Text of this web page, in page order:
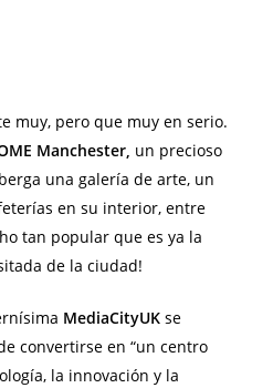
muy, pero que muy en serio.
Manchester, un precioso
una galería de arte, un
en su interior, entre
tan popular que es ya la
de la ciudad!
MediaCityUKse
convertirse en “un centro
la innovación y la